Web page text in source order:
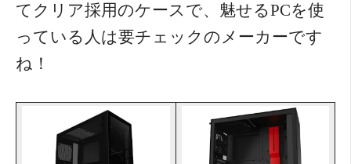
てクリア採用のケースで、魅せるPCを使
っている人は要チェックのメーカーです
ね！